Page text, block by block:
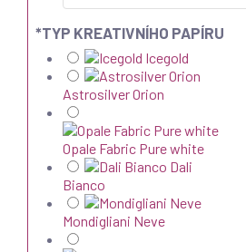
*TYP KREATIVNÍHO PAPÍRU
Icegold
Astrosilver Orion
Opale Fabric Pure white
Dali
Bianco
Mondigliani Neve